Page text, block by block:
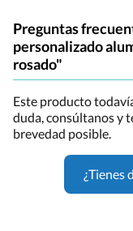
Preguntas
personalizado
rosado"
Este producto
duda, consúltanos y
brevedad posible.
¿Tienes